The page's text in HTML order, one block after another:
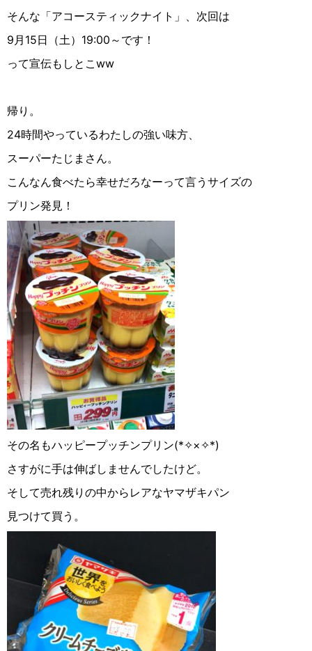
そんな「アコースティックナイト」、次回は
9月15日（土）19:00～です！
って宣伝もしとこww
帰り。
24時間やっているわたしの強い味方、
スーパーたじまさん。
こんなん食べたら幸せだろなーって言うサイズの
プリン発見！
その名もハッピープッチンプリン(*✧︎×✧︎*)
さすがに手は伸ばしませんでしたけど。
そして売れ残りの中からレアなヤマザキパン
見つけて買う。